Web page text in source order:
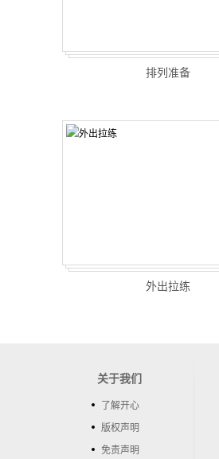
排列准备
外出拉练
关于我们
了解开心
版权声明
免责声明